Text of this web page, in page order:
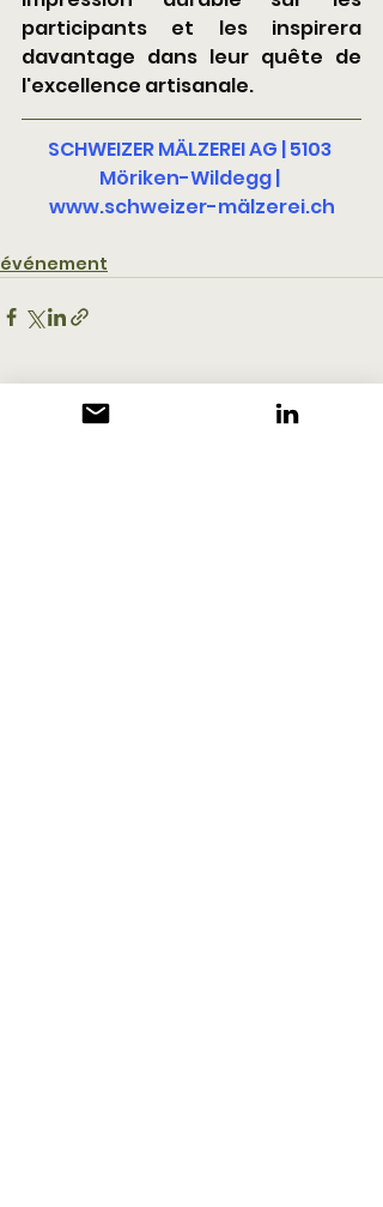
participants et les inspirera
davantage dans leur quête de
l'excellence artisanale.
SCHWEIZER MÄLZEREI AG | 5103
Möriken-Wildegg |
www.schweizer-mälzerei.ch
événement
Posts récents